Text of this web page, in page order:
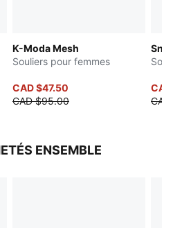
K-Moda Mesh
Souliers pour femmes
CAD $47.50
CAD $95.00
ENSEMBLE